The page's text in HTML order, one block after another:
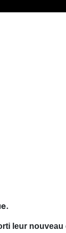
leur nouveau